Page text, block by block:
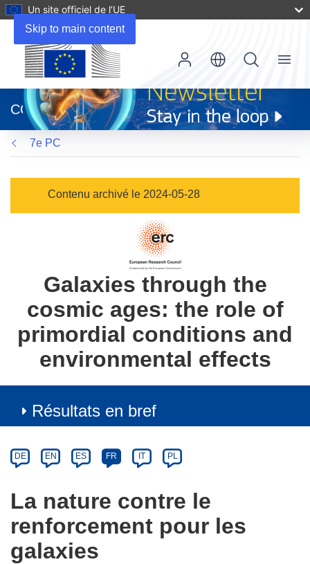
Skip to main content
Un site officiel de l’UE
dans
une
nouvelle
fenêtre)
CORDIS
Menu
7e PC
Contenu archivé le 2024-05-28
Galaxies through the
cosmic ages: the role of
primordial conditions and
environmental effects
Résultats en bref
Category
Article
available
the
following
languages:
DE EN ES FR IT PL
La nature contre le
renforcement pour les
galaxies